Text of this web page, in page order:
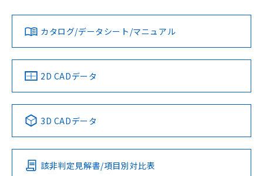
ダウンロードデータをご利用いただく前に、以下を必ずお読
みください。
ソフトウェアの使用条件
この製品のRoHS/REACH対応状況ページへ
LR型式承認
（イギリス
船舶規格）
DNV型式承認
（ノルウェー
BV型式承認
（フランス
KR型式
（韓国
No No No No
この製品の規格認証/適合状況ページへ
その他の認証はこちらのページからご検索ください
カタログ/データシート/マニュアル
2D CADデータ
3D CADデータ
該非判定見解書/項目別対比表